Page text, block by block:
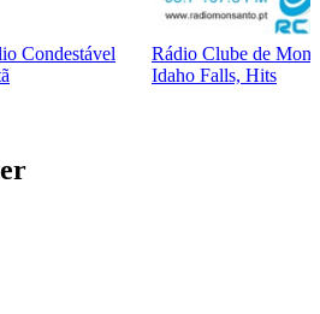
Condestável
Rádio Clube de
Idaho Falls, Hits